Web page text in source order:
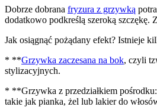
Dobrze dobrana fryzura z grzywką
dodatkowo podkreślą szeroką szczękę.
Jak osiągnąć pożądany efekt? Istnieje
* **Grzywka zaczesana na bok, czyli
stylizacyjnych.
* **Grzywka z przedziałkiem
takie jak pianka, żel lub lakier do